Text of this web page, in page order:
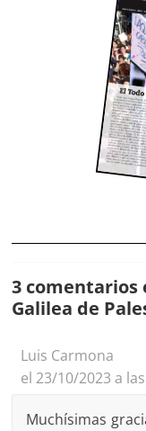
3 comentarios
Galilea de
Luis Carmona
el 23/10/2023 a
Muchísimas